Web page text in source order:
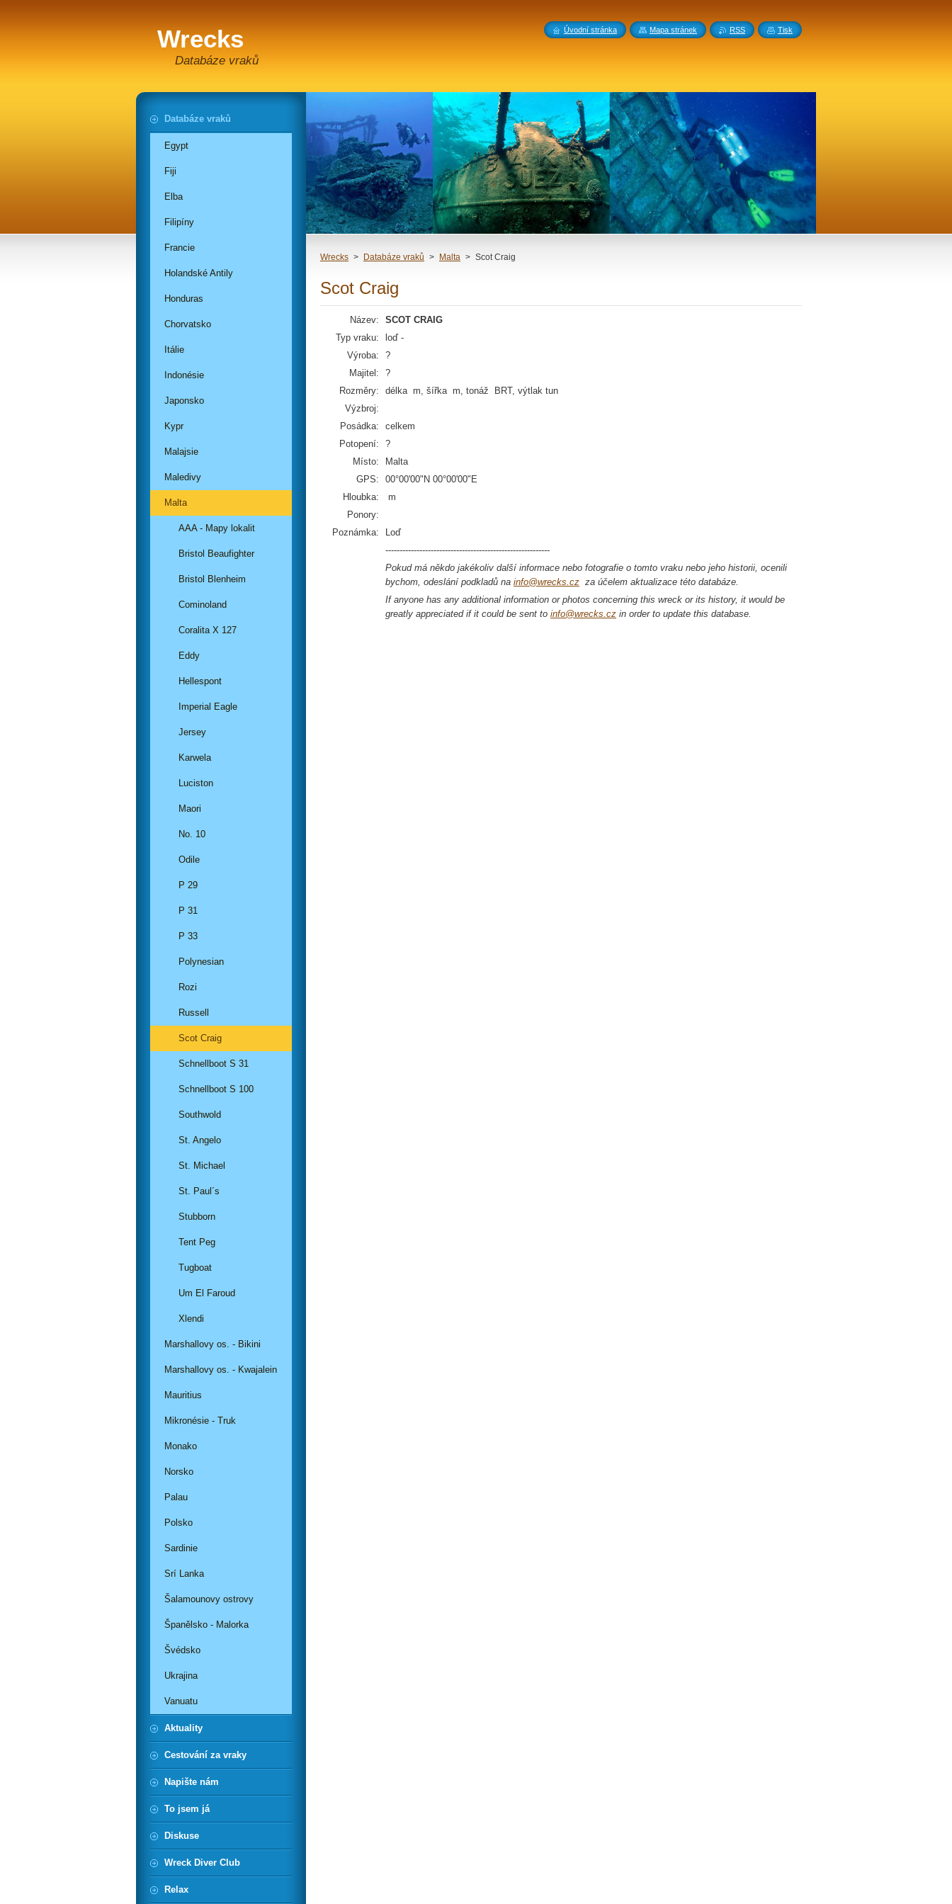
Wrecks
Databáze vraků
Wrecks > Databáze vraků > Malta > Scot Craig
Scot Craig
Název:
SCOT CRAIG
Typ vraku:
loď -
Výroba:
?
Majitel:
?
Rozměry:
délka m, šířka m, tonáž BRT, výtlak tun
Výzbroj:
Posádka:
celkem
Potopení:
?
Místo:
Malta
GPS:
00°00'00"N 00°00'00"E
Hloubka:
m
Ponory:
Poznámka:
Loď
----------------------------------------------------------
Pokud má někdo jakékoliv další informace nebo fotografie o tomto vraku nebo jeho historii, ocenili
bychom, odeslání podkladů na info@wrecks.cz za účelem aktualizace této databáze.
If anyone has any additional information or photos concerning this wreck or its history, it would be
greatly appreciated if it could be sent to info@wrecks.cz in order to update this database.
Databáze vraků
Egypt
Fiji
Elba
Filipíny
Francie
Holandské Antily
Honduras
Chorvatsko
Itálie
Indonésie
Japonsko
Kypr
Malajsie
Maledivy
Malta
AAA - Mapy lokalit
Bristol Beaufighter
Bristol Blenheim
Cominoland
Coralita X 127
Eddy
Hellespont
Imperial Eagle
Jersey
Karwela
Luciston
Maori
No. 10
Odile
P 29
P 31
P 33
Polynesian
Rozi
Russell
Scot Craig
Schnellboot S 31
Schnellboot S 100
Southwold
St. Angelo
St. Michael
St. Paul´s
Stubborn
Tent Peg
Tugboat
Um El Faroud
Xlendi
Marshallovy os. - Bikini
Marshallovy os. - Kwajalein
Mauritius
Mikronésie - Truk
Monako
Norsko
Palau
Polsko
Sardinie
Srí Lanka
Šalamounovy ostrovy
Španělsko - Malorka
Švédsko
Ukrajina
Vanuatu
Aktuality
Cestování za vraky
Napište nám
To jsem já
Diskuse
Wreck Diver Club
Relax
Úvodní stránka Mapa stránek RSS Tisk